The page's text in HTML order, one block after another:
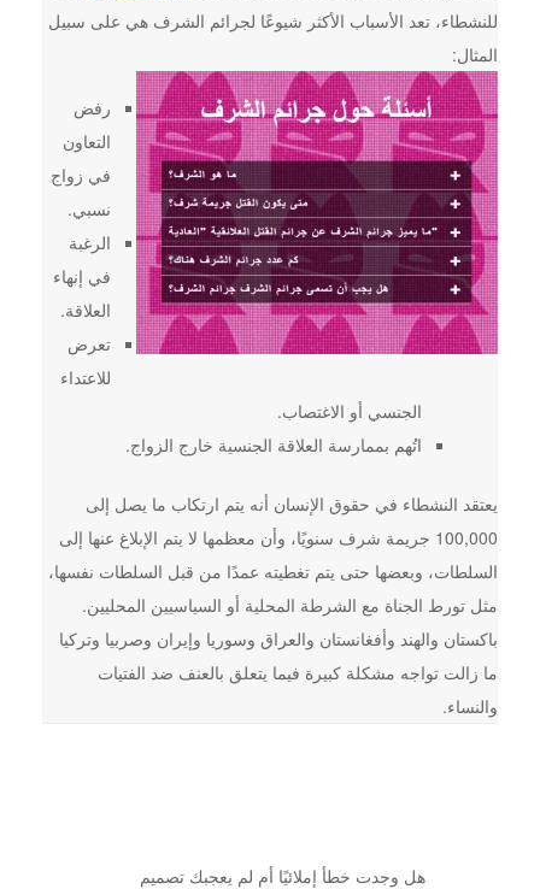
للنشطاء، تعد الأسباب الأكثر شيوعًا لجرائم الشرف هي على سبيل
المثال:
رفض
التعاون
في زواج
نسبي.
الرغبة
في إنهاء
العلاقة.
تعرض
للاعتداء
الجنسي أو الاغتصاب.
اتُهم بممارسة العلاقة الجنسية خارج الزواج.
يعتقد النشطاء في حقوق الإنسان أنه يتم ارتكاب ما يصل إلى
100,000 جريمة شرف سنويًا، وأن معظمها لا يتم الإبلاغ عنها إلى
السلطات، وبعضها حتى يتم تغطيته عمدًا من قبل السلطات نفسها،
مثل تورط الجناة مع الشرطة المحلية أو السياسيين المحليين.
باكستان والهند وأفغانستان والعراق وسوريا وإيران وصربيا وتركيا
ما زالت تواجه مشكلة كبيرة فيما يتعلق بالعنف ضد الفتيات
والنساء.
هل وجدت خطأ إملائيًا أم لم يعجبك تصميم